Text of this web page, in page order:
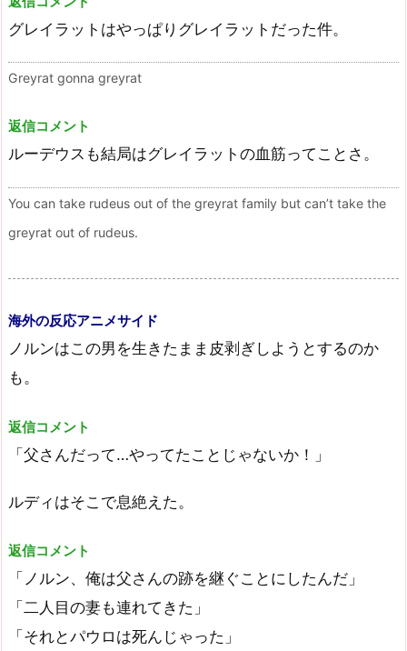
グレイラットはやっぱりグレイラットだった件。
Greyrat gonna greyrat
返信コメント
ルーデウスも結局はグレイラットの血筋ってことさ。
You can take rudeus out of the greyrat family but can’t take the
greyrat out of rudeus.
海外の反応アニメサイド
ノルンはこの男を生きたまま皮剥ぎしようとするのか
も。
返信コメント
「父さんだって…やってたことじゃないか！」
ルディはそこで息絶えた。
返信コメント
「ノルン、俺は父さんの跡を継ぐことにしたんだ」
「二人目の妻も連れてきた」
「それとパウロは死んじゃった」